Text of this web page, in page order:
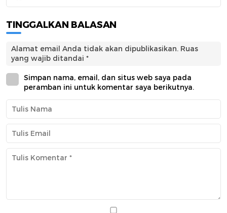
TINGGALKAN BALASAN
Alamat email Anda tidak akan dipublikasikan. Ruas
yang wajib ditandai *
Simpan nama, email, dan situs web saya pada
peramban ini untuk komentar saya berikutnya.